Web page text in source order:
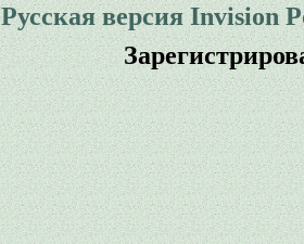
Русская версия Invision